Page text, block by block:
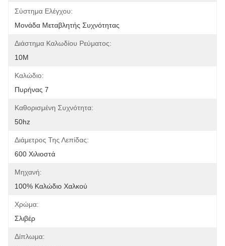
Σύστημα Ελέγχου:
Μονάδα Μεταβλητής Συχνότητας
Διάστημα Καλωδίου Ρεύματος:
10M
Καλώδιο:
Πυρήνας 7
Καθορισμένη Συχνότητα:
50hz
Διάμετρος Της Λεπίδας:
600 Χιλιοστά
Μηχανή:
100% Καλώδιο Χαλκού
Χρώμα:
Σλιβέρ
Δίπλωμα: